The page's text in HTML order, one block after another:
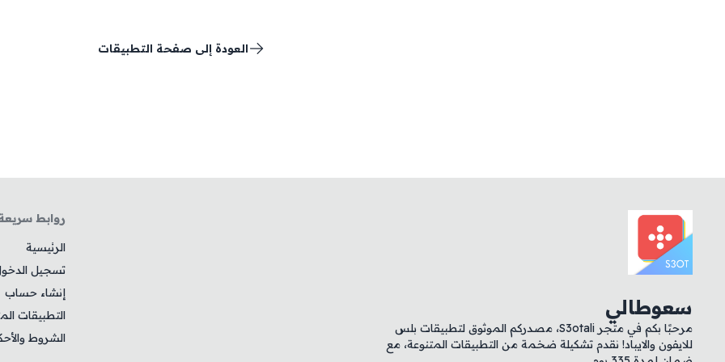
العودة إلى صفحة التطبيقات
سعوطالي
مرحبًا بكم في متجر S3otali، مصدركم الموثوق لتطبيقات بلس
للايفون والايباد! نقدم تشكيلة ضخمة من التطبيقات المتنوعة، مع
روابط
الرئيسية
تسجيل
إنشاء حساب
التطبيقات
الشروط